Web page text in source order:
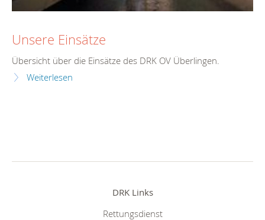
Unsere Einsätze
Übersicht über die Einsätze des DRK OV Überlingen.
Weiterlesen
DRK Links
Rettungsdienst